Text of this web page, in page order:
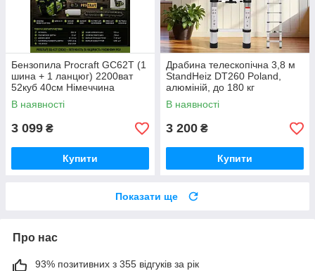
Бензопила Proсraft GС62T (1
шина + 1 ланцюг) 2200ват
52куб 40см Німеччина
В наявності
3 099 ₴
Купити
Драбина телескопічна 3,8 м
StandHeiz DT260 Poland,
алюміній, до 180 кг
В наявності
3 200 ₴
Купити
Показати ще
Про нас
93% позитивних з 355 відгуків за рік